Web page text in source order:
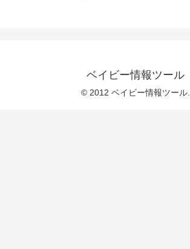
ベイビー情報ツール
© 2012 ベイビー情報ツール.